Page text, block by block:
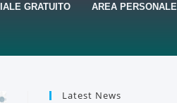
GRATUITO AREA PERSONALE
Latest News